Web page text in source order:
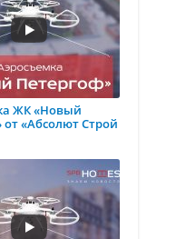
ЖК «Новый
от «Абсолют Строй